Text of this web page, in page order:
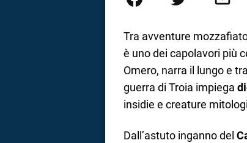
Tra avventure
è uno dei capolavori più
Omero, narra il lungo e
guerra di Troia impiega
insidie e creature
Dall’astuto inganno del